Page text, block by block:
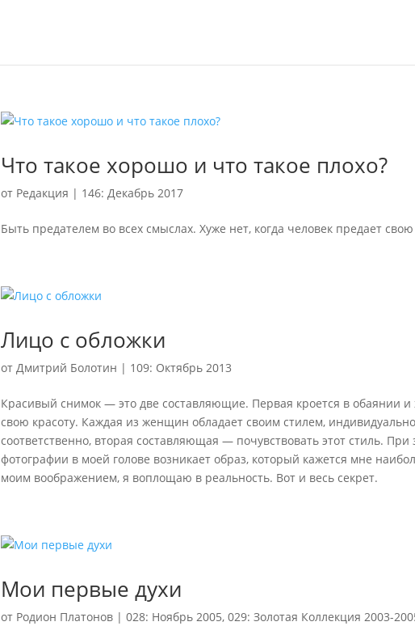
Что такое хорошо и что такое плохо?
от Редакция | 146: Декабрь 2017
Быть предателем во всех смыслах. Хуже нет, когда человек предает
Лицо с обложки
отДмитрий Болотин | 109: Октябрь 2013
Красивый снимок — это две составляющие. Первая кроется в обаянии
свою красоту. Каждая из женщин обладает своим стилем,
соответственно, вторая составляющая — почувствовать этот стиль.
фотографии в моей голове возникает образ, который кажется мне
моим воображением, я воплощаю в реальность. Вот и весь секрет.
Мои первые духи
от Родион Платонов |028: Ноябрь 2005,029: Золотая Коллекция 2003-